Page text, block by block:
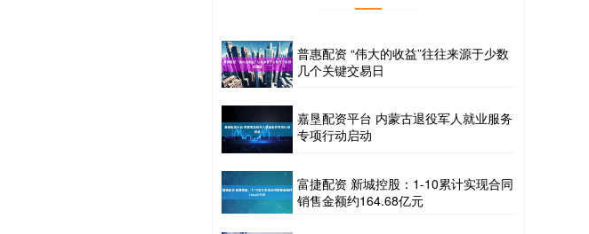
普惠配资 “伟大的收益”往往来源于少数
几个关键交易日
嘉垦配资平台 内蒙古退役军人就业服务
专项行动启动
富捷配资 新城控股：1-10累计实现合同
销售金额约164.68亿元